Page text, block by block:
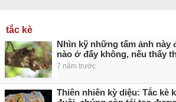
tắc kè
Nhìn kỹ những tấm ảnh này
nào ở đấy không, nếu thấy
7 năm trước
Thiên nhiên kỳ diệu: Tắc kè